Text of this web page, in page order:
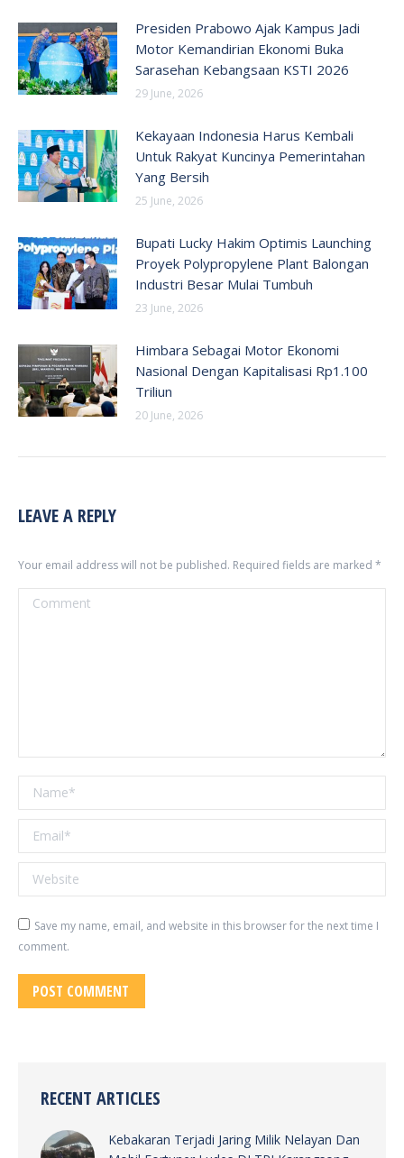
Presiden Prabowo Ajak Kampus Jadi
Motor Kemandirian Ekonomi Buka
Sarasehan Kebangsaan KSTI 2026
29 June, 2026
Kekayaan Indonesia Harus Kembali
Untuk Rakyat Kuncinya Pemerintahan
Yang Bersih
25 June, 2026
Bupati Lucky Hakim Optimis Launching
Proyek Polypropylene Plant Balongan
Industri Besar Mulai Tumbuh
23 June, 2026
Himbara Sebagai Motor Ekonomi
Nasional Dengan Kapitalisasi Rp1.100
Triliun
20 June, 2026
LEAVE A REPLY
Your email address will not be published. Required fields are marked *
Comment
Name *
Email *
Website
Save my name, email, and website in this browser for the next time I
comment.
POST COMMENT
RECENT ARTICLES
Kebakaran Terjadi Jaring Milik Nelayan Dan